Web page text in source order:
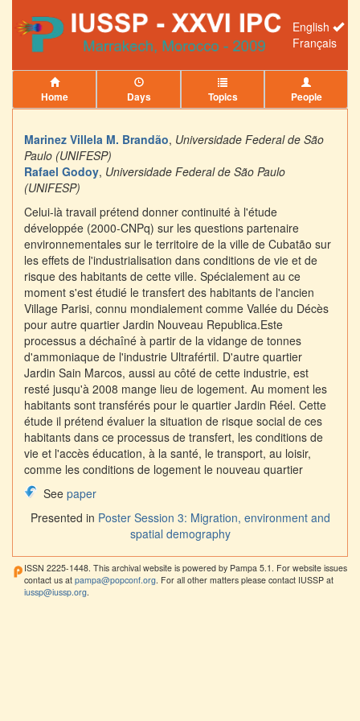
English
Français
Home Days Topics People
Marinez Villela M. Brandão, Universidade Federal de São
Paulo (UNIFESP)
Rafael Godoy, Universidade Federal de São Paulo
(UNIFESP)
Celui-là travail prétend donner continuité à l'étude
développée (2000-CNPq) sur les questions partenaire
environnementales sur le territoire de la ville de Cubatão sur
les effets de l'industrialisation dans conditions de vie et de
risque des habitants de cette ville. Spécialement au ce
moment s'est étudié le transfert des habitants de l'ancien
Village Parisi, connu mondialement comme Vallée du Décès
pour autre quartier Jardin Nouveau Republica.Este
processus a déchaîné à partir de la vidange de tonnes
d'ammoniaque de l'industrie Ultrafértil. D'autre quartier
Jardin Sain Marcos, aussi au côté de cette industrie, est
resté jusqu'à 2008 mange lieu de logement. Au moment les
habitants sont transférés pour le quartier Jardin Réel. Cette
étude il prétend évaluer la situation de risque social de ces
habitants dans ce processus de transfert, les conditions de
vie et l'accès éducation, à la santé, le transport, au loisir,
comme les conditions de logement le nouveau quartier
See paper
Presented in Poster Session 3: Migration, environment and
spatial demography
ISSN 2225-1448. This archival website is powered by Pampa 5.1. For website issues
contact us at pampa@popconf.org . For all other matters please contact IUSSP at
iussp@iussp.org